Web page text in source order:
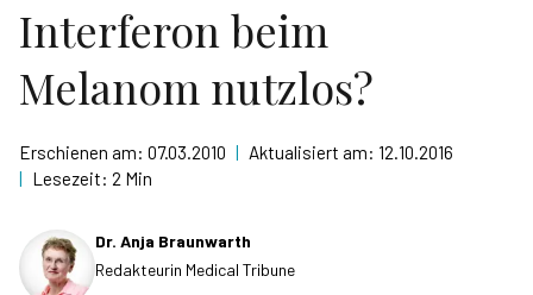
Interferon beim
Melanom nutzlos?
Erschienen am: 07.03.2010 | Aktualisiert am: 12.10.2016
| Lesezeit: 2 Min
Dr. Anja Braunwarth
Redakteurin Medical Tribune